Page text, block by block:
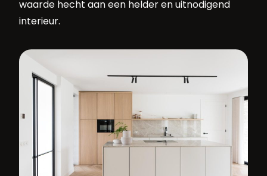
waarde hecht aan een helder en uitnodigend
interieur.